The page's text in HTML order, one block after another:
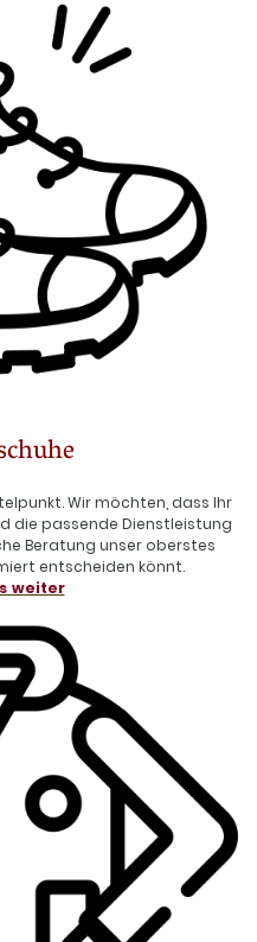
Wir möchten, dass Ihr
die passende Dienstleistung
Beratung unser oberstes
entscheiden könnt.
weiter